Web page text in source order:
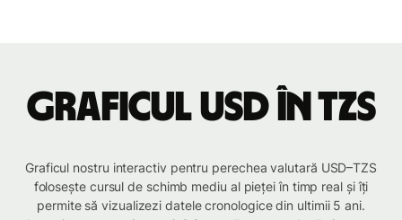
Graficul USD în TZS
Graficul nostru interactiv pentru perechea valutară USD–TZS
folosește cursul de schimb mediu al pieței în timp real și îți
permite să vizualizezi datele cronologice din ultimii 5 ani.